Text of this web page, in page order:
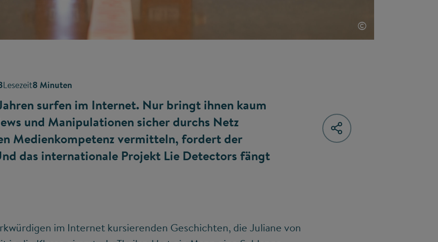
©
Lesezeit8 Minuten
surfen im Internet. Nur bringt ihnen kaum
und Manipulationen sicher durchs Netz
Medienkompetenz vermitteln, fordert der
das internationale Projekt Lie Detectors fängt
im Internet kursierenden Geschichten, die Juliane von